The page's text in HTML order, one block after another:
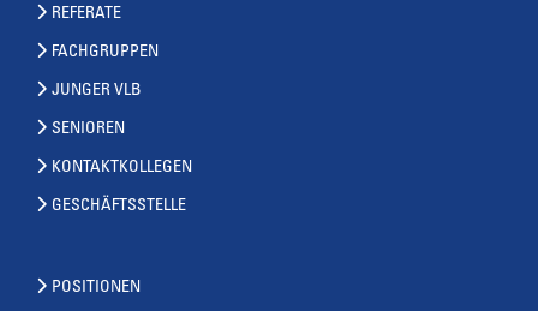
REFERATE
FACHGRUPPEN
JUNGER VLB
SENIOREN
KONTAKTKOLLEGEN
GESCHÄFTSSTELLE
POSITIONEN